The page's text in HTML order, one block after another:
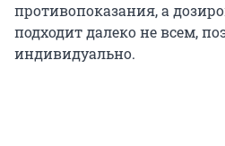
противопоказания, а
подходит далеко не всем,
индивидуально.